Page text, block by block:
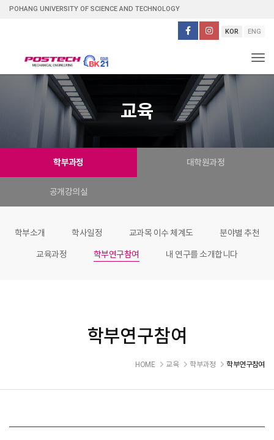
POHANG UNIVERSITY OF SCIENCE AND TECHNOLOGY
KOR ENG
교육
학부과정
학부소개 학사일정 교과목 이수 체계도 분야별 추천
교육과정 학부연구참여 내 연구를 소개합니다
대학원과정
공개강의실
학부연구참여
HOME 교육 학부과정 학부연구참여